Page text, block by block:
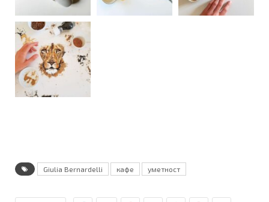
Giulia Bernardelli кафе уметност